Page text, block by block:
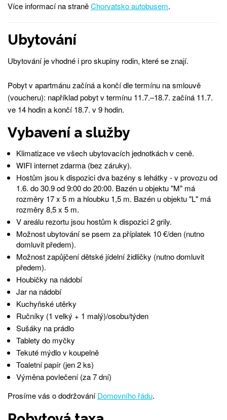
Více informací na straněChorvatsko autobusem.
Ubytování
Ubytování je vhodné i pro skupiny rodin, které se znají.
Pobyt v apartmánu začíná a končí dle termínu na smlouvě
(voucheru): například pobyt v termínu 11.7.–18.7. začíná 11.7.
ve 14 hodin a končí 18.7. v 9 hodin.
Vybavení a služby
Klimatizace ve všech ubytovacích jednotkách v ceně.
WIFI internet zdarma (bez záruky).
Hostům jsou k dispozici dva bazény s lehátky - v provozu od
1.6. do 30.9 od 9:00 do 20:00. Bazén u objektu "M" má
rozměry 17 x 5 m a hloubku 1,5 m. Bazén u objektu "L" má
rozměry 8,5 x 5 m.
V areálu rezortu jsou hostům k dispozici 2 grily.
Možnost ubytování se psem za příplatek 10 €/den (nutno
domluvit předem).
Možnost zapůjčení dětské jídelní židličky (nutno domluvit
předem).
Houbičky na nádobí
Jar na nádobí
Kuchyňské utěrky
Ručníky (1 velký + 1 malý)/osobu/týden
Sušáky na prádlo
Tablety do myčky
Tekuté mýdlo v koupelně
Toaletní papír (jen 2 ks)
Výměna povlečení (za 7 dní)
Prosíme vás o dodržováníDomovního řádu.